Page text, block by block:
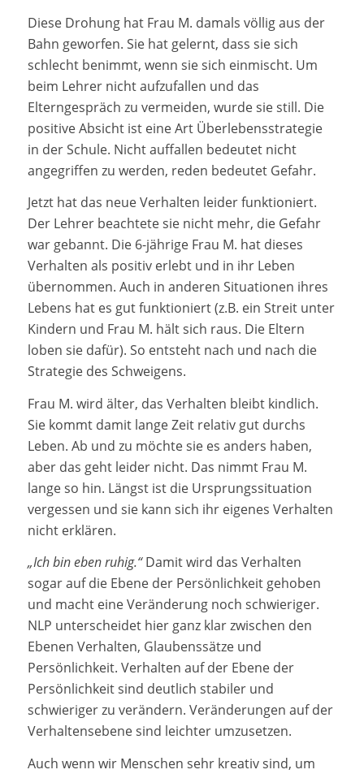
Diese Drohung hat Frau M. damals völlig aus der
Bahn geworfen. Sie hat gelernt, dass sie sich
schlecht benimmt, wenn sie sich einmischt. Um
beim Lehrer nicht aufzufallen und das
Elterngespräch zu vermeiden, wurde sie still. Die
positive Absicht ist eine Art Überlebensstrategie
in der Schule. Nicht auffallen bedeutet nicht
angegriffen zu werden, reden bedeutet Gefahr.
Jetzt hat das neue Verhalten leider funktioniert.
Der Lehrer beachtete sie nicht mehr, die Gefahr
war gebannt. Die 6-jährige Frau M. hat dieses
Verhalten als positiv erlebt und in ihr Leben
übernommen. Auch in anderen Situationen ihres
Lebens hat es gut funktioniert (z.B. ein Streit unter
Kindern und Frau M. hält sich raus. Die Eltern
loben sie dafür). So entsteht nach und nach die
Strategie des Schweigens.
Frau M. wird älter, das Verhalten bleibt kindlich.
Sie kommt damit lange Zeit relativ gut durchs
Leben. Ab und zu möchte sie es anders haben,
aber das geht leider nicht. Das nimmt Frau M.
lange so hin. Längst ist die Ursprungssituation
vergessen und sie kann sich ihr eigenes Verhalten
nicht erklären.
„Ich bin eben ruhig.“Damit wird das Verhalten
sogar auf die Ebene der Persönlichkeit gehoben
und macht eine Veränderung noch schwieriger.
NLP unterscheidet hier ganz klar zwischen den
Ebenen Verhalten, Glaubenssätze und
Persönlichkeit. Verhalten auf der Ebene der
Persönlichkeit sind deutlich stabiler und
schwieriger zu verändern. Veränderungen auf der
Verhaltensebene sind leichter umzusetzen.
Auch wenn wir Menschen sehr kreativ sind, um